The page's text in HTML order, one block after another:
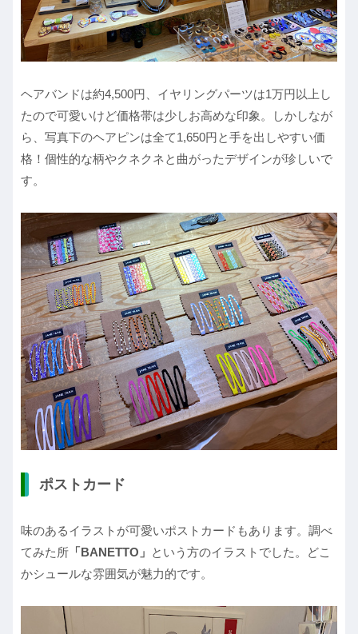
ヘアバンドは約4,500円、イヤリングパーツは1万円以上し
たので可愛いけど価格帯は少しお高めな印象。しかしなが
ら、写真下のヘアピンは全て1,650円と手を出しやすい価
格！個性的な柄やクネクネと曲がったデザインが珍しいで
す。
ポストカード
味のあるイラストが可愛いポストカードもあります。調べ
てみた所 「BANETTO」 という方のイラストでした。どこ
かシュールな雰囲気が魅力的です。